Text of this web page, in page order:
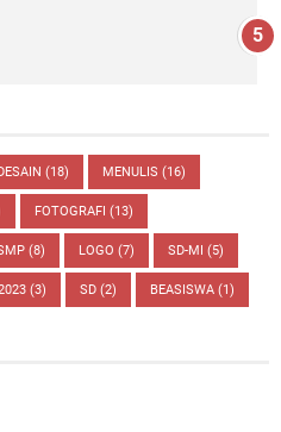
DESAIN (18) MENULIS (16)
FOTOGRAFI (13)
(8) LOGO (7) SD-MI (5)
(3) SD (2) BEASISWA (1)